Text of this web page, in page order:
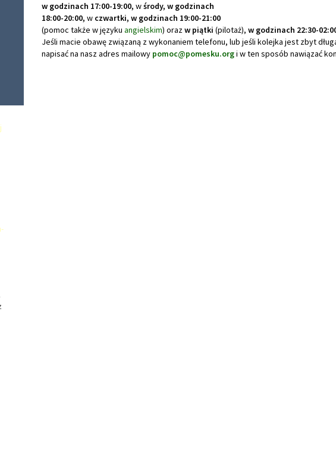
w godzinach 17:00-19:00, wśrody, w godzinach
18:00-20:00, w czwartki, w godzinach 19:00-21:00
(pomoc także w języku angielskim) orazw piątki (pilotaż), w godzinach 22:30-
Jeśli macie obawę związaną z wykonaniem telefonu, lub jeśli kolejka jest zbyt
napisać na nasz adres mailowy pomoc@pomesku.orgi w ten sposób nawiązać